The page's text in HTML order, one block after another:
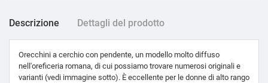
Descrizione Dettagli del prodotto
Orecchini a cerchio con pendente, un modello molto diffuso
nell'oreficeria romana, di cui possiamo trovare numerosi originali e
varianti (vedi immagine sotto). È eccellente per le donne di alto rango